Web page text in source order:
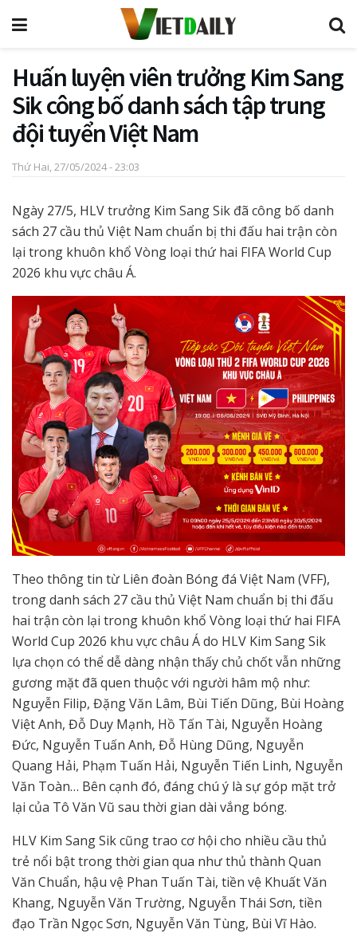
Huấn luyện viên trưởng Kim Sang
Sik công bố danh sách tập trung
đội tuyển Việt Nam
Thứ Hai, 27/05/2024 - 23:03
Ngày 27/5, HLV trưởng Kim Sang Sik đã công bố danh
sách 27 cầu thủ Việt Nam chuẩn bị thi đấu hai trận còn
lại trong khuôn khổ Vòng loại thứ hai FIFA World Cup
2026 khu vực châu Á.
Theo thông tin từ Liên đoàn Bóng đá Việt Nam (VFF),
trong danh sách 27 cầu thủ Việt Nam chuẩn bị thi đấu
hai trận còn lại trong khuôn khổ Vòng loại thứ hai FIFA
World Cup 2026 khu vực châu Á do HLV Kim Sang Sik
lựa chọn có thể dễ dàng nhận thấy chủ chốt vẫn những
gương mặt đã quen thuộc với người hâm mộ như:
Nguyễn Filip, Đặng Văn Lâm, Bùi Tiến Dũng, Bùi Hoàng
Việt Anh, Đỗ Duy Mạnh, Hồ Tấn Tài, Nguyễn Hoàng
Đức, Nguyễn Tuấn Anh, Đỗ Hùng Dũng, Nguyễn
Quang Hải, Phạm Tuấn Hải, Nguyễn Tiến Linh, Nguyễn
Văn Toàn… Bên cạnh đó, đáng chú ý là sự góp mặt trở
lại của Tô Văn Vũ sau thời gian dài vắng bóng.
HLV Kim Sang Sik cũng trao cơ hội cho nhiều cầu thủ
trẻ nổi bật trong thời gian qua như thủ thành Quan
Văn Chuẩn, hậu vệ Phan Tuấn Tài, tiền vệ Khuất Văn
Khang, Nguyễn Văn Trường, Nguyễn Thái Sơn, tiền
đạo Trần Ngọc Sơn, Nguyễn Văn Tùng, Bùi Vĩ Hào.